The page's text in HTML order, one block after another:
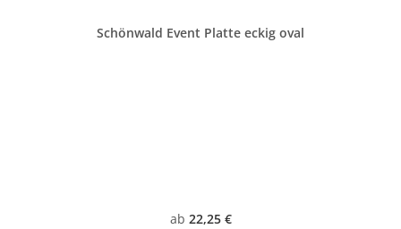
Schönwald Event Platte eckig oval
Regulärer Preis:
ab 22,25 €